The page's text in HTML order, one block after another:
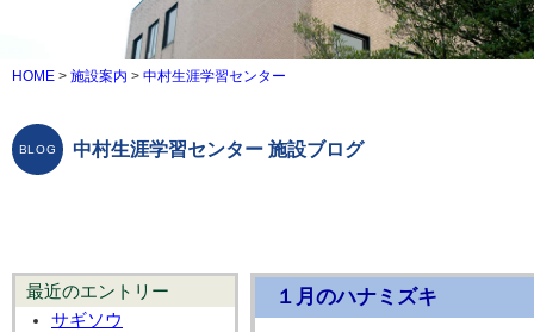
HOME > 施設案内 > 中村生涯学習センター
中村生涯学習センター 施設ブログ
最近のエントリー
サギソウ
１月のハナミズキ